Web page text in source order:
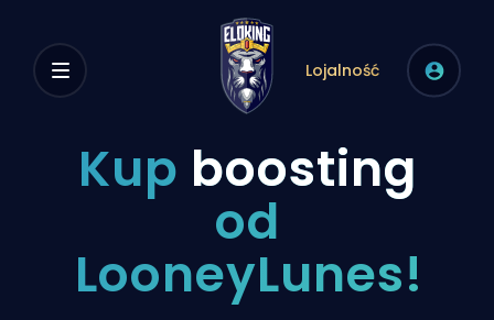
Lojalność
Kup boosting
od
LooneyLunes!